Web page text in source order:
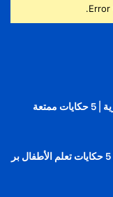
Error
قصص اطفال قبل النوم مكتوبة بالعامية المصرية | 5 حكايات ممتعة
قصص قبل النوم عن احترام الوالدين بالعامية | 5 حكايات تعلم الأطفال بر